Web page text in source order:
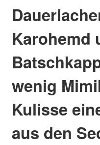
Karohemd
wenig
Kulisse
aus den